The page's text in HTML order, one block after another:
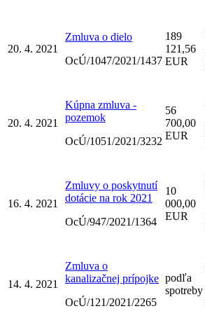
20. 4. 2021
Zmluva o dielo
OcÚ/1047/2021/1437
189
121,56
EUR
20. 4. 2021
Kúpna zmluva -
pozemok
OcÚ/1051/2021/3232
56
700,00
EUR
16. 4. 2021
Zmluvy o poskytnutí
dotácie na rok 2021
OcÚ/947/2021/1364
10
000,00
EUR
14. 4. 2021
Zmluva o
kanalizačnej prípojke
OcÚ/121/2021/2265
podľa
spotreby